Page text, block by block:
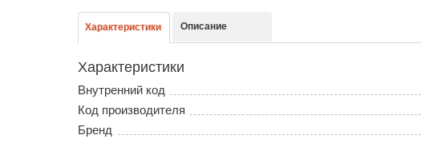
Характеристики Описание
Характеристики
Внутренний код
Код производителя
Бренд